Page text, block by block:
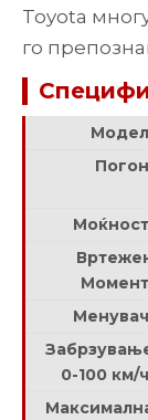
Toyota
го
0-100 км/